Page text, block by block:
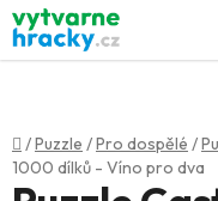
Přejít
na
obsah
Domů
/Puzzle /Pro dospělé /
1000 dílků - Víno pro dva